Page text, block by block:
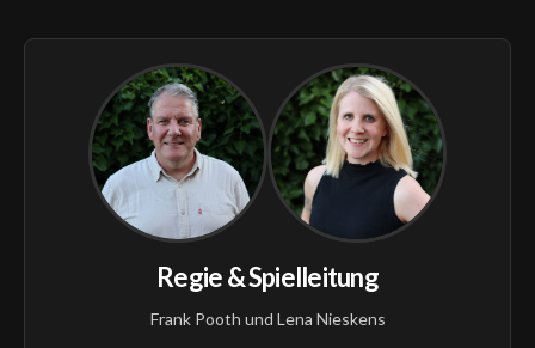
Regie & Spielleitung
Frank Pooth und Lena Nieskens